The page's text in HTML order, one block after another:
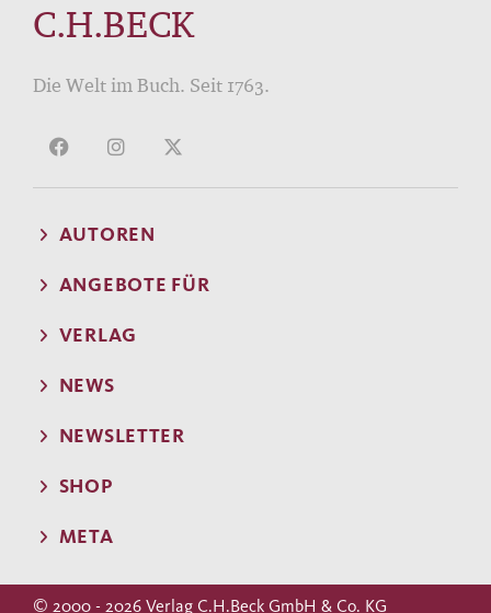
C.H.BECK
Die Welt im Buch. Seit 1763.
AUTOREN
ANGEBOTE FÜR
VERLAG
NEWS
NEWSLETTER
SHOP
META
© 2000 - 2026 Verlag C.H.Beck GmbH & Co. KG